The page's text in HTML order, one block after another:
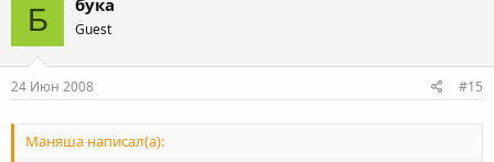
Б бука
Guest
24 Июн 2008 #15
Маняша написал(а):